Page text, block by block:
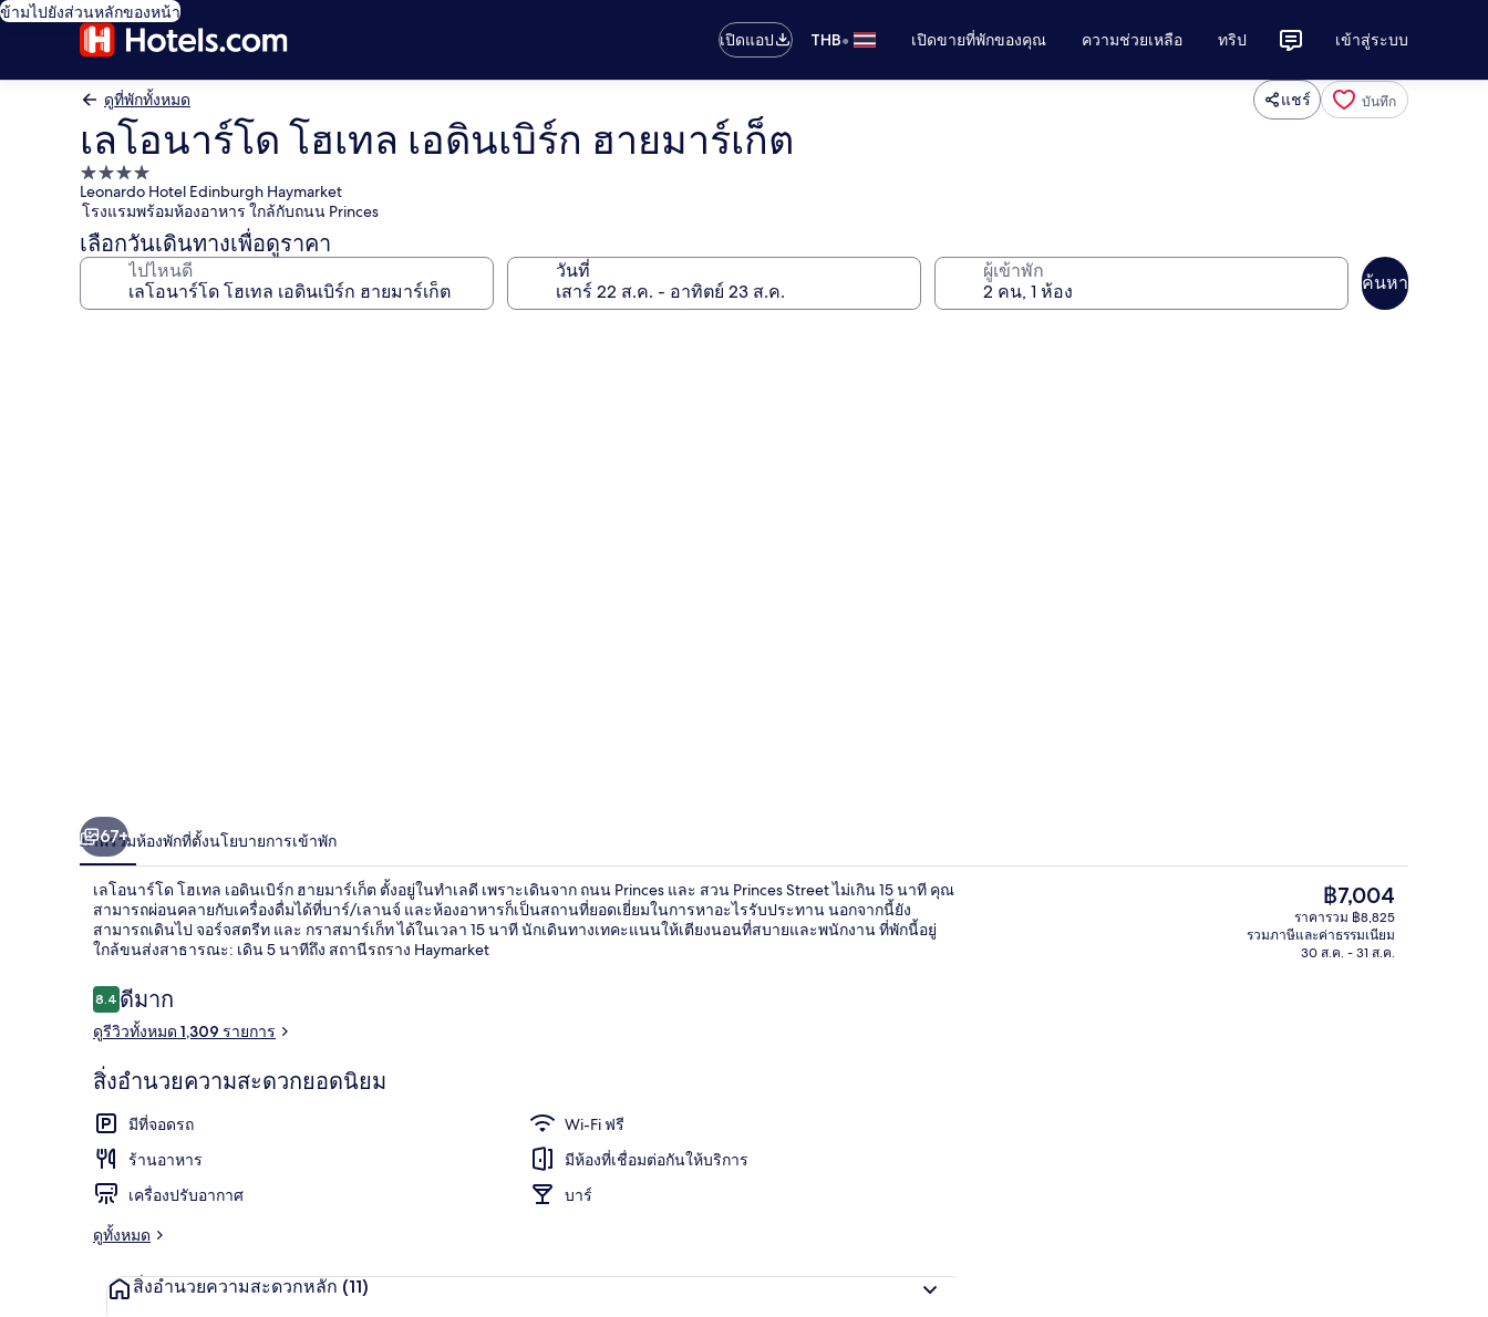
ข้ามไปยังส่วนหลักของหน้า
เปิดแอป
THB• เปิดขายที่พักของคุณ ความช่วยเหลือ ทริป เข้าสู่ระบบ
ดูที่พักทั้งหมด แชร์ บันทึก
เลโอนาร์โด โฮเทล เอดินเบิร์ก ฮายมาร์เก็ต
ที่พัก
4.0
ดาว
Leonardo Hotel Edinburgh Haymarket
โรงแรมพร้อมห้องอาหาร ใกล้กับถนน Princes
เลือกวันเดินทางเพื่อดูราคา
ไปไหนดี วันที่ ผู้เข้าพัก
ค้นหา
ยมาร์
เก็ต
67+
ภาพรวมห้องพักที่ตั้งนโยบายการเข้าพัก
เลโอนาร์โด โฮเทล เอดินเบิร์ก ฮายมาร์เก็ต ตั้งอยู่ในทำเลดี เพราะเดินจาก ถนน Princes และ สวน Princes Street ไม่เกิน 15 นาที คุณ
สามารถผ่อนคลายกับเครื่องดื่มได้ที่บาร์/เลานจ์ และห้องอาหารก็เป็นสถานที่ยอดเยี่ยมในการหาอะไรรับประทาน นอกจากนี้ยัง
สามารถเดินไป จอร์จสตรีท และ กราสมาร์เก็ท ได้ในเวลา 15 นาที นักเดินทางเทคะแนนให้เตียงนอนที่สบายและพนักงาน ที่พักนี้อยู่
ใกล้ขนส่งสาธารณะ: เดิน 5 นาทีถึง สถานีรถราง Haymarket
รีวิว
8.48.4 จาก 10
ดีมาก
ดูรีวิวทั้งหมด 1,309 รายการ
สิ่งอำนวยความสะดวกยอดนิยม
มีที่จอดรถ
Wi-Fi ฟรี
ร้านอาหาร
มีห้องที่เชื่อมต่อกันให้บริการ
เครื่องปรับอากาศ
บาร์
ดูทั้งหมด
สิ่งอำนวยความสะดวกหลัก (11)
ราคา
ปัจจุบัน
฿7,004
฿7,004
ราคารวม ฿8,825
รวมภาษีและค่าธรรมเนียม
30 ส.ค. - 31 ส.ค.